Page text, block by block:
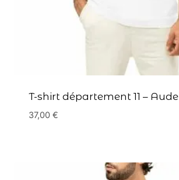
T-shirt département 11 – Aude
37,00 €